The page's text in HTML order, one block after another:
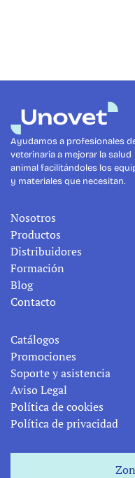
Ayudamos a profesionales
veterinaria a mejorar la salud
animal facilitándoles los
y materiales que necesitan.
Nosotros
Productos
Distribuidores
Formación
Blog
Contacto
Catálogos
Promociones
Soporte y asistencia
Aviso Legal
Política de cookies
Política de privacidad